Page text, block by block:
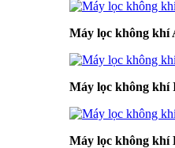
Máy lọc không khí
Máy lọc không
Máy lọc không khí